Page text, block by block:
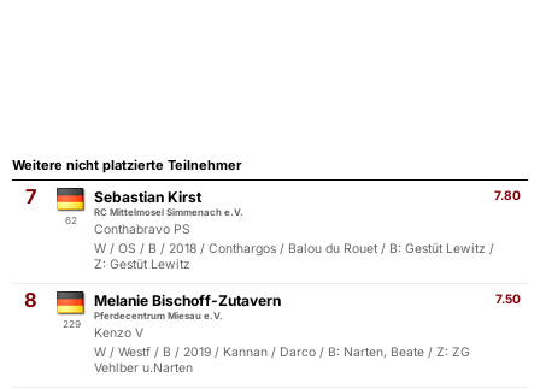
Weitere nicht platzierte Teilnehmer
7
62
7.80
Sebastian Kirst
RC Mittelmosel Simmenach e.V.
Conthabravo PS
W / OS / B / 2018 / Conthargos / Balou du Rouet / B: Gestüt Lewitz /
Z: Gestüt Lewitz
8
229
7.50
Melanie Bischoff-Zutavern
Pferdecentrum Miesau e.V.
Kenzo V
W / Westf / B / 2019 / Kannan / Darco / B: Narten, Beate / Z: ZG
Vehlber u.Narten